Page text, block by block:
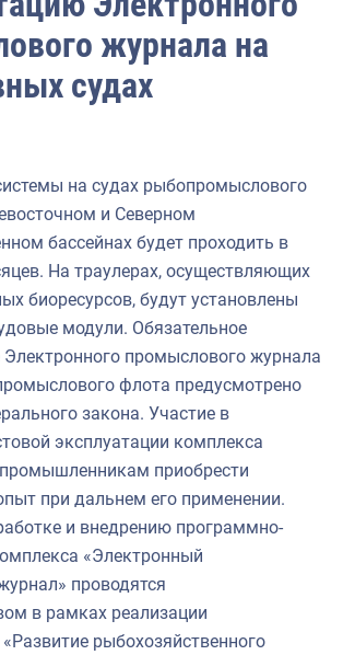
СМИ
литература
экспедиция
нравственных ценностей
и мире
журнала на
судах
на судах рыбопромыслового
и Северном
бассейнах будет проходить в
На траулерах, осуществляющих
биоресурсов, будут установлены
модули. Обязательное
Электронного промыслового журнала
флота предусмотрено
закона. Участие в
эксплуатации комплекса
приобрести
при дальнем его применении.
и внедрению программно-
«Электронный
проводятся
в рамках реализации
рыбохозяйственного